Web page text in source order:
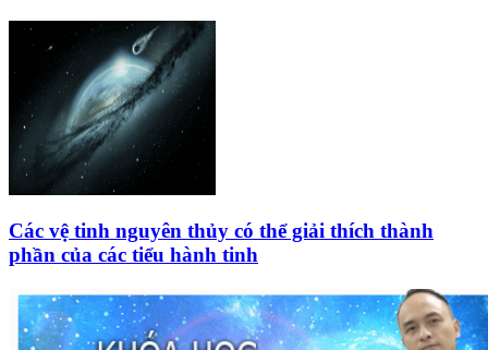
Các vệ tinh nguyên thủy có thể giải thích thành
phần của các tiểu hành tinh